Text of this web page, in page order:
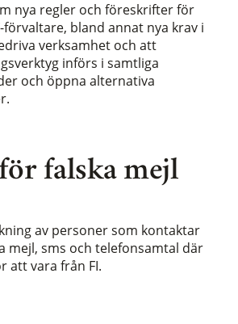
falska mejl
av personer som kontaktar
mejl, sms och telefonsamtal där
att vara från FI.
nya regler och föreskrifter för
förvaltare, bland annat nya krav i
verksamhet och att
införs i samtliga
och öppna alternativa